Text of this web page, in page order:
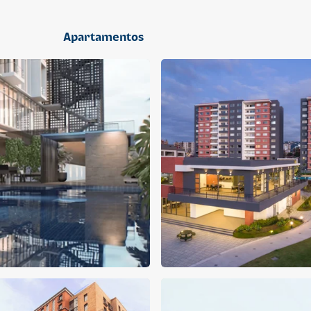
Apartamentos
APARTAMENTO
Q 1,400,000
Cuotas desde Q 9,019*
CENTRICO MADRID
CENTRICO
2 dormitorios 1 baño 2 parqueos
APARTAMENTO
Q 1,300,000
Cuotas desde Q 8,374*
CENTRICO MADRID 2
CENTRICO
2 dormitorios 1 baño 1 parqueo